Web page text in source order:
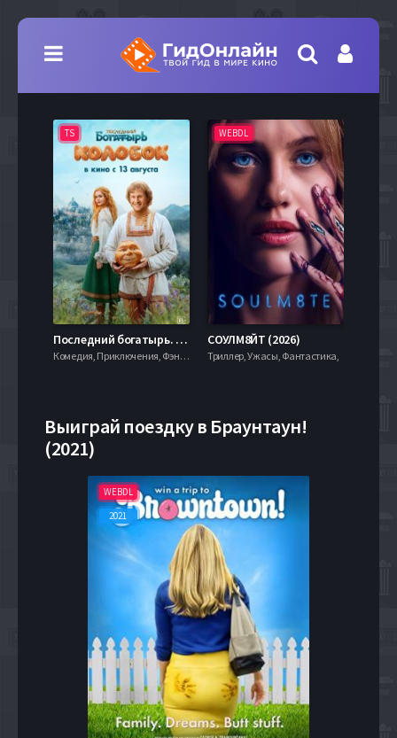
TS
Последний богатырь. Колобок (2026)
Комедия, Приключения, Фэнтези,
WEBDL
СОУЛМ8ЙТ (2026)
Триллер, Ужасы, Фантастика,
Выиграй поездку в Браунтаун!
(2021)
WEBDL
2021